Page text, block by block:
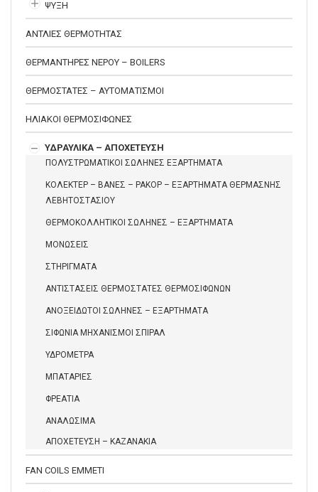
ΨΥΞΗ
ΑΝΤΛΙΕΣ ΘΕΡΜΟΤΗΤΑΣ
ΘΕΡΜΑΝΤΗΡΕΣ ΝΕΡΟΥ – BOILERS
ΘΕΡΜΟΣΤΑΤΕΣ – ΑΥΤΟΜΑΤΙΣΜΟΙ
ΗΛΙΑΚΟΙ ΘΕΡΜΟΣΙΦΩΝΕΣ
ΥΔΡΑΥΛΙΚΑ – ΑΠΟΧΕΤΕΥΣΗ
ΠΟΛΥΣΤΡΩΜΑΤΙΚΟΙ ΣΩΛΗΝΕΣ ΕΞΑΡΤΗΜΑΤΑ
ΚΟΛΕΚΤΕΡ – ΒΑΝΕΣ – ΡΑΚΟΡ – ΕΞΑΡΤΗΜΑΤΑ ΘΕΡΜΑΣΝΗΣ
ΛΕΒΗΤΟΣΤΑΣΙΟΥ
ΘΕΡΜΟΚΟΛΛΗΤΙΚΟΙ ΣΩΛΗΝΕΣ – ΕΞΑΡΤΗΜΑΤΑ
ΜΟΝΩΣΕΙΣ
ΣΤΗΡΙΓΜΑΤΑ
ΑΝΤΙΣΤΑΣΕΙΣ ΘΕΡΜΟΣΤΑΤΕΣ ΘΕΡΜΟΣΙΦΩΝΩΝ
ΑΝΟΞΕΙΔΩΤΟΙ ΣΩΛΗΝΕΣ – ΕΞΑΡΤΗΜΑΤΑ
ΣΙΦΩΝΙΑ ΜΗΧΑΝΙΣΜΟΙ ΣΠΙΡΑΛ
ΥΔΡΟΜΕΤΡΑ
ΜΠΑΤΑΡΙΕΣ
ΦΡΕΑΤΙΑ
ΑΝΑΛΩΣΙΜΑ
ΑΠΟΧΕΤΕΥΣΗ – ΚΑΖΑΝΑΚΙΑ
FAN COILS EMMETI